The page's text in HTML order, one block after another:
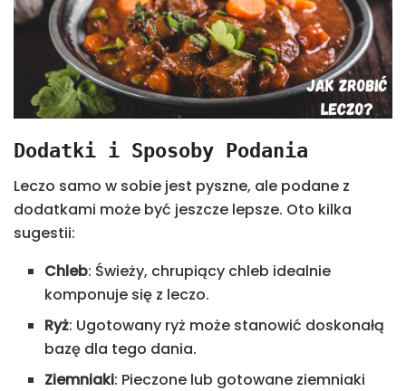
Dodatki i Sposoby Podania
Leczo samo w sobie jest pyszne, ale podane z
dodatkami może być jeszcze lepsze. Oto kilka
sugestii:
Chleb: Świeży, chrupiący chleb idealnie
komponuje się z leczo.
Ryż: Ugotowany ryż może stanowić doskonałą
bazę dla tego dania.
Ziemniaki: Pieczone lub gotowane ziemniaki